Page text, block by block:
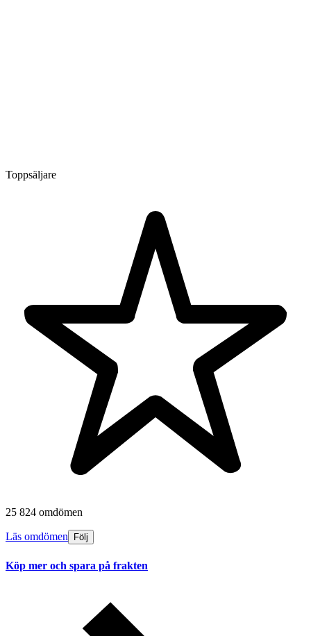
Toppsäljare
25 824 omdömen
Läs omdömen Följ
Köp mer och spara på frakten